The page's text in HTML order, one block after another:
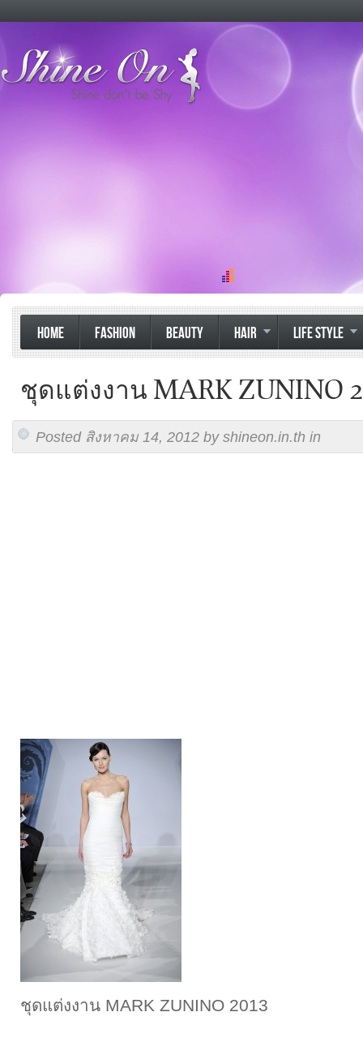
HOME FASHION BEAUTY HAIR LIFE STYLE
ชุดแต่งงาน MARK ZUNINO
Posted สิงหาคม 14, 2012 by shineon.in.th in
ชุดแต่งงาน MARK ZUNINO 2013